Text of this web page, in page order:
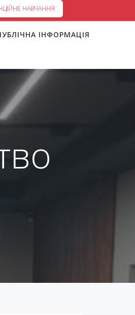
НАВЧАННЯ
ІНФОРМАЦІЯ